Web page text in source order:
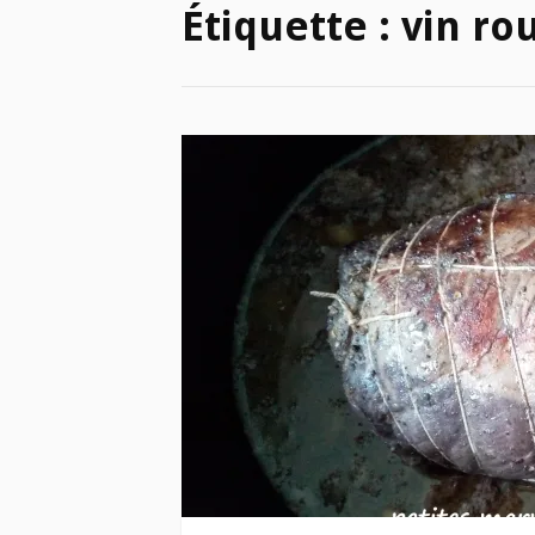
Étiquette : vin